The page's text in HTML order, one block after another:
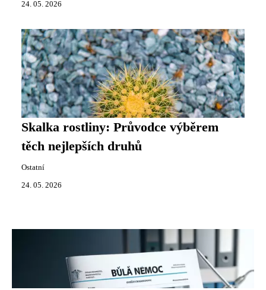
24. 05. 2026
Skalka rostliny: Průvodce výběrem
těch nejlepších druhů
Ostatní
24. 05. 2026